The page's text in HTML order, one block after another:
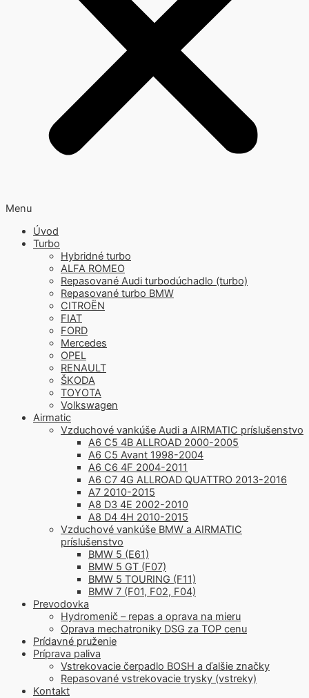
Menu
Úvod
Turbo
Hybridné turbo
ALFA ROMEO
Repasované Audi turbodúchadlo (turbo)
Repasované turbo BMW
CITROËN
FIAT
FORD
Mercedes
OPEL
RENAULT
ŠKODA
TOYOTA
Volkswagen
Airmatic
Vzduchové vankúše Audi a AIRMATIC príslušenstvo
A6 C5 4B ALLROAD 2000-2005
A6 C5 Avant 1998-2004
A6 C6 4F 2004-2011
A6 C7 4G ALLROAD QUATTRO 2013-2016
A7 2010-2015
A8 D3 4E 2002-2010
A8 D4 4H 2010-2015
Vzduchové vankúše BMW a AIRMATIC
príslušenstvo
BMW 5 (E61)
BMW 5 GT (F07)
BMW 5 TOURING (F11)
BMW 7 (F01, F02, F04)
Prevodovka
Hydromenič – repas a oprava na mieru
Oprava mechatroniky DSG za TOP cenu
Prídavné pruženie
Príprava paliva
Vstrekovacie čerpadlo BOSH a ďalšie značky
Repasované vstrekovacie trysky (vstreky)
Kontakt